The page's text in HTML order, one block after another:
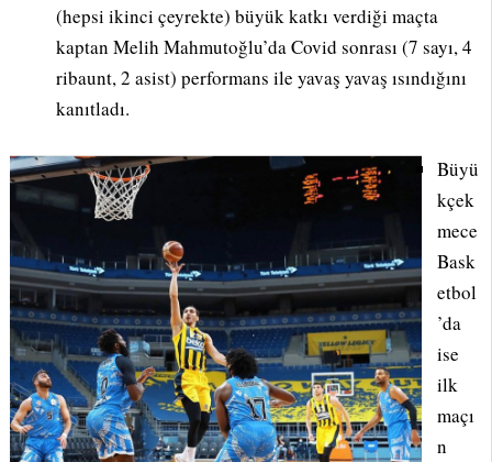
(hepsi ikinci çeyrekte) büyük katkı verdiği maçta
kaptan Melih Mahmutoğlu’da Covid sonrası (7 sayı, 4
ribaunt, 2 asist) performans ile yavaş yavaş ısındığını
kanıtladı.
Büyü
kçek
mece
Bask
etbol
’da
ise
ilk
maçı
n